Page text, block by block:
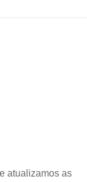
atualizamos as